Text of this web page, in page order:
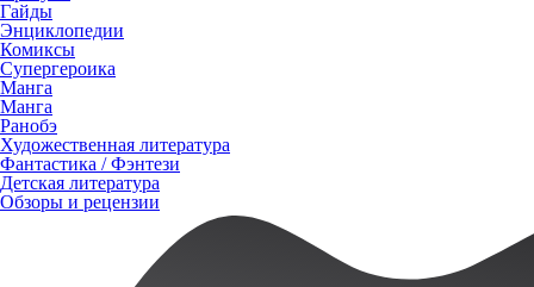
Гайды
Энциклопедии
Комиксы
Супергероика
Манга
Манга
Ранобэ
Художественная литература
Фантастика / Фэнтези
Детская литература
Обзоры и рецензии